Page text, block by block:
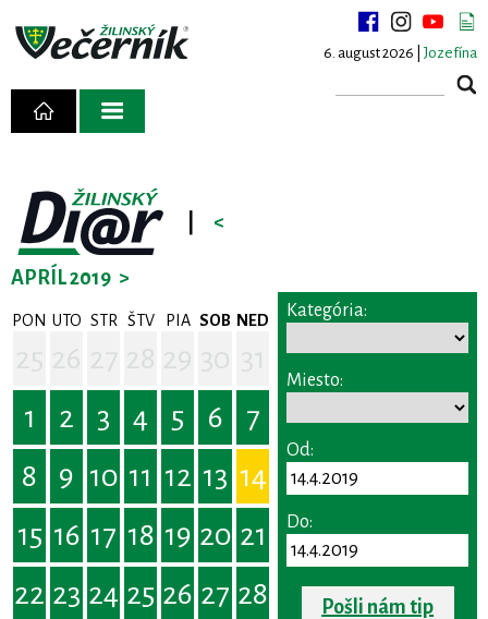
6. august 2026 | Jozefína
<
APRÍL 2019 >
PON UTO STR ŠTV PIA SOB NED
1
2 3 4 5 6
7
8
9 10 11 12 13 14
15 16 17 18 19 20 21
22 23 24 25 26 27 28
Kategória:
Miesto:
Od:
Do:
Pošli nám tip